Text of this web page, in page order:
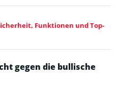
Funktionen und Top-
gegen die bullische